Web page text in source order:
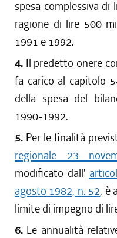
spesa complessiva
ragione di lire 500
1991 e 1992.
4. Il predetto onere
fa carico al capitolo
della spesa del
1990-1992.
5. Per le finalità
regionale 23
modificato dall'
agosto 1982, n. 52, è
limite di impegno di
6. Le annualità